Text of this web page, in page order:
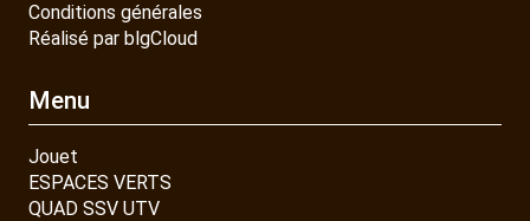
Conditions générales
Réalisé par blgCloud
Menu
Jouet
ESPACES VERTS
QUAD SSV UTV